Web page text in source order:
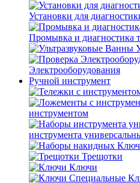
Установки для
Промывка и диагностика
Электрооборудования
Ручной инструмент
инструментом
инструмента
Трещотки
Ключи